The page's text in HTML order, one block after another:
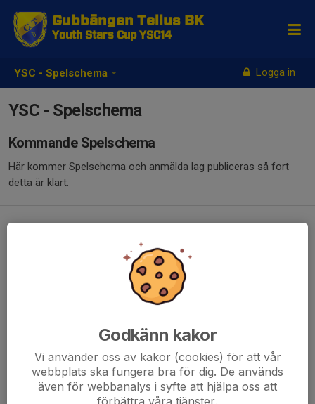
YSC - Spelschema Logga in
Gubbängen Tellus BK
Youth Stars Cup YSC14
YSC - Spelschema
Kommande Spelschema
Här kommer Spelschema och anmälda lag publiceras så fort
detta är klart.
Godkänn kakor
Vi använder oss av kakor (cookies) för att vår
webbplats ska fungera bra för dig. De används
även för webbanalys i syfte att hjälpa oss att
förbättra våra tjänster.